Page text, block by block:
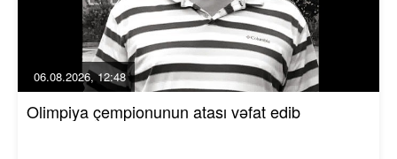
06.08.2026, 12:48
Olimpiya çempionunun atası vəfat edib